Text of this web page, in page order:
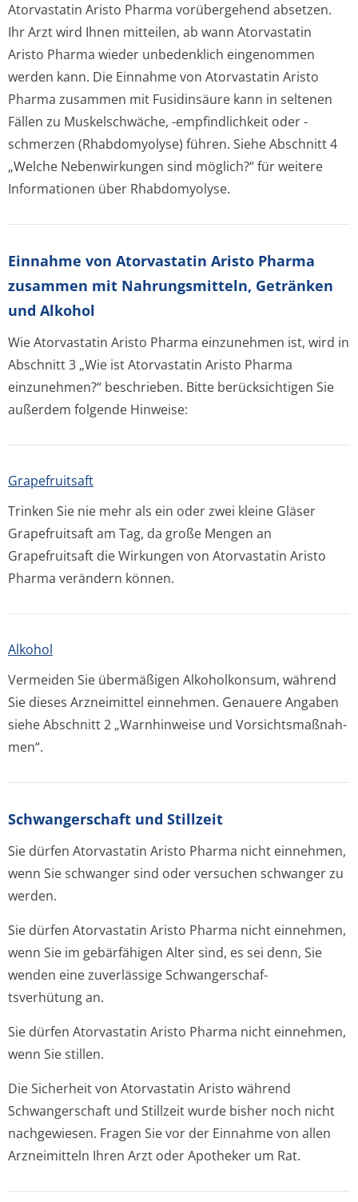
Atorvastatin Aristo Pharma vorübergehend absetzen.
Ihr Arzt wird Ihnen mitteilen, ab wann Atorvastatin
Aristo Pharma wieder unbedenklich eingenommen
werden kann. Die Einnahme von Atorvastatin Aristo
Pharma zusammen mit Fusidinsäure kann in seltenen
Fällen zu Muskelschwäche, -empfindlichkeit oder -
schmerzen (Rhabdomyolyse) führen. Siehe Abschnitt 4
„Welche Nebenwirkungen sind möglich?“ für weitere
Informationen über Rhabdomyolyse.
Einnahme von Atorvastatin Aristo Pharma
zusammen mit Nahrungsmitteln, Getränken
und Alkohol
Wie Atorvastatin Aristo Pharma einzunehmen ist, wird in
Abschnitt 3 „Wie ist Atorvastatin Aristo Pharma
einzunehmen?“ beschrieben. Bitte berücksichtigen Sie
außerdem folgende Hinweise:
Grapefruitsaft
Trinken Sie nie mehr als ein oder zwei kleine Gläser
Grapefruitsaft am Tag, da große Mengen an
Grapefruitsaft die Wirkungen von Atorvastatin Aristo
Pharma verändern können.
Alkohol
Vermeiden Sie übermäßigen Alkoholkonsum, während
Sie dieses Arzneimittel einnehmen. Genauere Angaben
siehe Abschnitt 2 „Warnhinweise und Vorsichtsmaßnah­
men“.
Schwangerschaft und Stillzeit
Sie dürfen Atorvastatin Aristo Pharma nicht einnehmen,
wenn Sie schwanger sind oder versuchen schwanger zu
werden.
Sie dürfen Atorvastatin Aristo Pharma nicht einnehmen,
wenn Sie im gebärfähigen Alter sind, es sei denn, Sie
wenden eine zuverlässige Schwangerschaf­
tsverhütung an.
Sie dürfen Atorvastatin Aristo Pharma nicht einnehmen,
wenn Sie stillen.
Die Sicherheit von Atorvastatin Aristo während
Schwangerschaft und Stillzeit wurde bisher noch nicht
nachgewiesen. Fragen Sie vor der Einnahme von allen
Arzneimitteln Ihren Arzt oder Apotheker um Rat.